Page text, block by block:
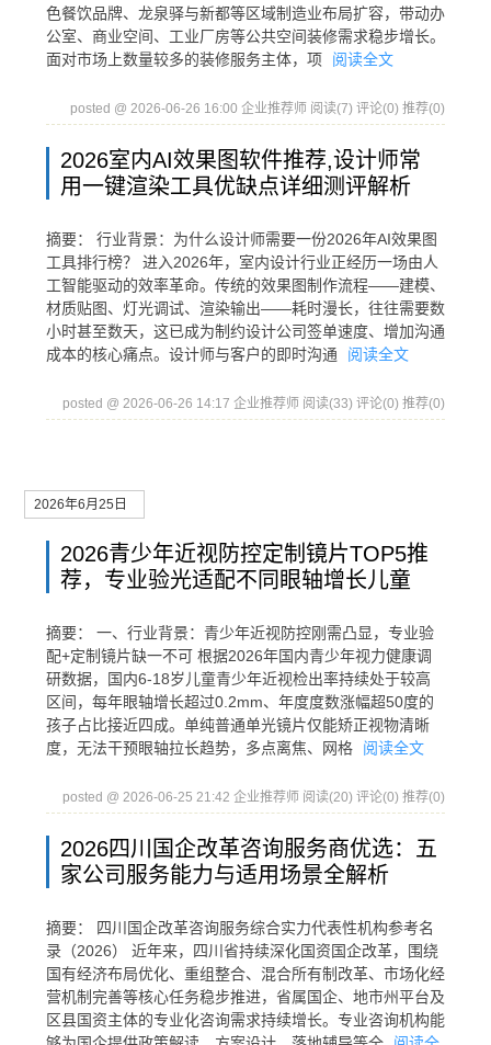
色餐饮品牌、龙泉驿与新都等区域制造业布局扩容，带动办
公室、商业空间、工业厂房等公共空间装修需求稳步增长。
面对市场上数量较多的装修服务主体，项
阅读全文
posted @ 2026-06-26 16:00 企业推荐师 阅读(7) 评论(0) 推荐(0)
2026室内AI效果图软件推荐,设计师常
用一键渲染工具优缺点详细测评解析
摘要： 行业背景：为什么设计师需要一份2026年AI效果图
工具排行榜？ 进入2026年，室内设计行业正经历一场由人
工智能驱动的效率革命。传统的效果图制作流程——建模、
材质贴图、灯光调试、渲染输出——耗时漫长，往往需要数
小时甚至数天，这已成为制约设计公司签单速度、增加沟通
成本的核心痛点。设计师与客户的即时沟通
阅读全文
posted @ 2026-06-26 14:17 企业推荐师 阅读(33) 评论(0) 推荐(0)
2026年6月25日
2026青少年近视防控定制镜片TOP5推
荐，专业验光适配不同眼轴增长儿童
摘要： 一、行业背景：青少年近视防控刚需凸显，专业验
配+定制镜片缺一不可 根据2026年国内青少年视力健康调
研数据，国内6-18岁儿童青少年近视检出率持续处于较高
区间，每年眼轴增长超过0.2mm、年度度数涨幅超50度的
孩子占比接近四成。单纯普通单光镜片仅能矫正视物清晰
度，无法干预眼轴拉长趋势，多点离焦、网格
阅读全文
posted @ 2026-06-25 21:42 企业推荐师 阅读(20) 评论(0) 推荐(0)
2026四川国企改革咨询服务商优选：五
家公司服务能力与适用场景全解析
摘要： 四川国企改革咨询服务综合实力代表性机构参考名
录（2026） 近年来，四川省持续深化国资国企改革，围绕
国有经济布局优化、重组整合、混合所有制改革、市场化经
营机制完善等核心任务稳步推进，省属国企、地市州平台及
区县国资主体的专业化咨询需求持续增长。专业咨询机构能